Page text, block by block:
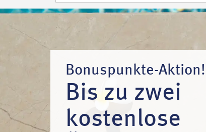
Bonuspunkte-Aktion!
Bis zu zwei
kostenlose